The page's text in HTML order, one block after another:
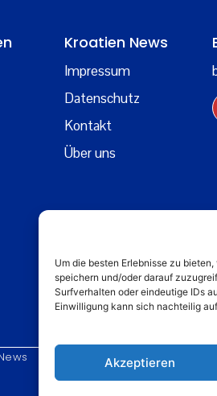
Um die besten Erlebnisse zu
speichern und/oder darauf
Surfverhalten oder eindeutige IDs
Einwilligung kann sich nachteilig
Akzeptieren
Kroatien News
Impressum
Datenschutz
Kontakt
Über uns